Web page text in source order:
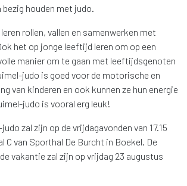
houden met judo.
rollen, vallen en samenwerken met
het op jonge leeftijd leren om op een
manier om te gaan met leeftijdsgenoten
judo is goed voor de motorische en
van kinderen en ook kunnen ze hun energie
judo is vooral erg leuk!
zal zijn op de vrijdagavonden van 17.15
C van Sporthal De Burcht in Boekel. De
vakantie zal zijn op vrijdag 23 augustus